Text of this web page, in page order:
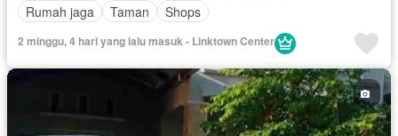
Rumah jaga
Taman Shops
2 minggu, 4 hari yang lalu masuk - Linktown Center